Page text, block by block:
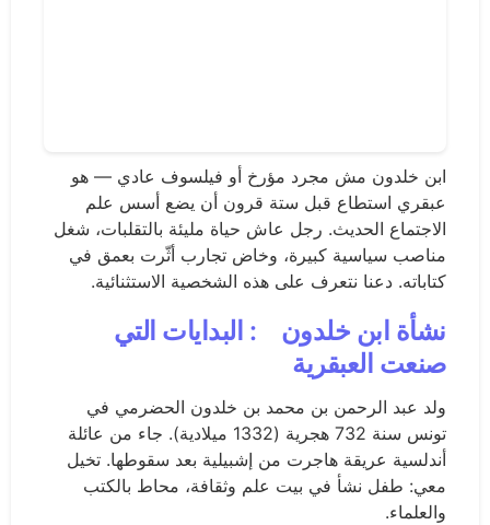
ابن خلدون مش مجرد مؤرخ أو فيلسوف عادي — هو
عبقري استطاع قبل ستة قرون أن يضع أسس علم
الاجتماع الحديث. رجل عاش حياة مليئة بالتقلبات، شغل
مناصب سياسية كبيرة، وخاض تجارب أثّرت بعمق في
كتاباته. دعنا نتعرف على هذه الشخصية الاستثنائية.
نشأة ابن خلدون
: البدايات التي
صنعت العبقرية
ولد عبد الرحمن بن محمد بن خلدون الحضرمي في
تونس سنة 732 هجرية (1332 ميلادية). جاء من عائلة
أندلسية عريقة هاجرت من إشبيلية بعد سقوطها. تخيل
معي: طفل نشأ في بيت علم وثقافة، محاط بالكتب
والعلماء.